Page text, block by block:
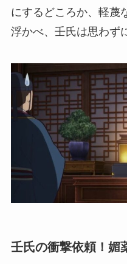
にするどころか、軽蔑
浮かべ、壬氏は思わず
壬氏の衝撃依頼！媚